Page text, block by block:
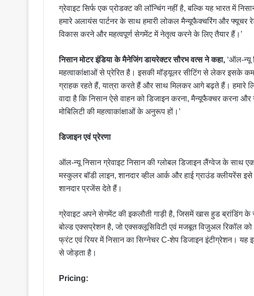
ग्रेवाइट सिर्फ एक प्रोडक्ट की लॉन्चिंग नहीं है, बल्कि यह भारत में
हमारे अलायंस पार्टनर के साथ हमारी लोकल मैन्यूफैक्चरिंग और फ्यूचर
विकास करने और महत्वपूर्ण सेगमेंट में नेतृत्व करने के लिए तैयार हैं।’
निसान मोटर इंडिया के मैनेजिंग डायरेक्टर सौरभ वत्स ने कहा, ‘ऑल-न्यू
महत्वाकांक्षाओं से प्रेरित है। इसकी मॉड्यूलर सीटिंग से लेकर इसके
ग्राहक रहते हैं, यात्रा करते हैं और साथ मिलकर आगे बढ़ते हैं। हमारे
वादा है कि निसान ऐसे वाहन को डिजाइन करना, मैन्यूफैक्चर करना
मोबिलिटी की महत्वाकांक्षाओं के अनुरूप हों।’
डिजाइन एवं प्रेरणा
ऑल-न्यू निसान ग्रेवाइट निसान की ग्लोबल डिजाइन लैंग्वेज के साथ
मस्कुलर बॉडी लाइन, शानदार व्हील आर्क और हाई ग्राउंड क्लीयरेंस
शानदार प्रजेंस देते हैं।
ग्रेवाइट अपने सेगमेंट की इकलौती गाड़ी है, जिसमें खास हुड ब्रांडिंग
बोल्ड एक्सप्रेशन है, जो एक्सक्लूसिविटी एवं मजबूत विजुअल रिकॉल
फ्रंट एवं रियर में निसान का सिग्नेचर C-शेप डिजाइन इंटीग्रेशन। यह
से जोड़ता है।
Pricing: